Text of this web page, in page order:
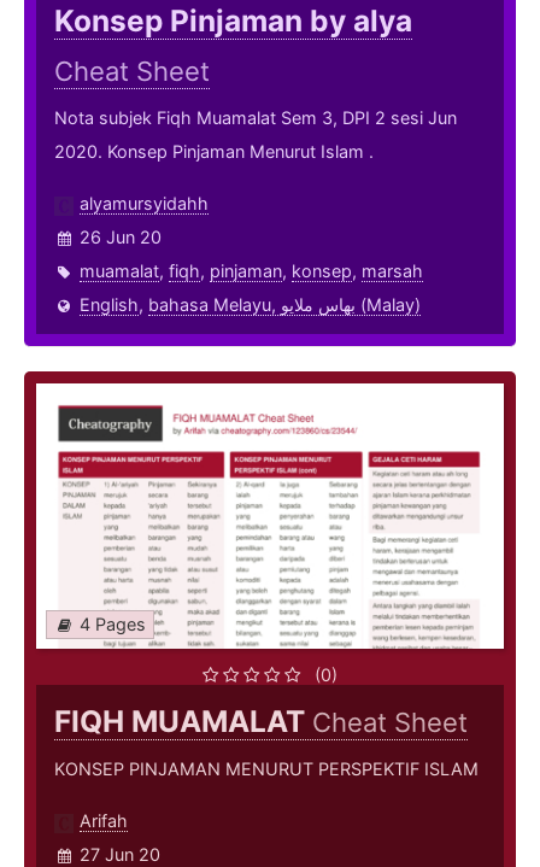
Konsep Pinjaman by alya
Cheat Sheet
Nota subjek Fiqh Muamalat Sem 3, DPI 2 sesi Jun
2020. Konsep Pinjaman Menurut Islam .
alyamursyidahh
26 Jun 20
muamalat, fiqh, pinjaman, konsep, marsah
English, bahasa Melayu, بهاس ملايو‎ (Malay)
4 Pages
(0)
FIQH MUAMALAT Cheat Sheet
KONSEP PINJAMAN MENURUT PERSPEKTIF ISLAM
Arifah
27 Jun 20